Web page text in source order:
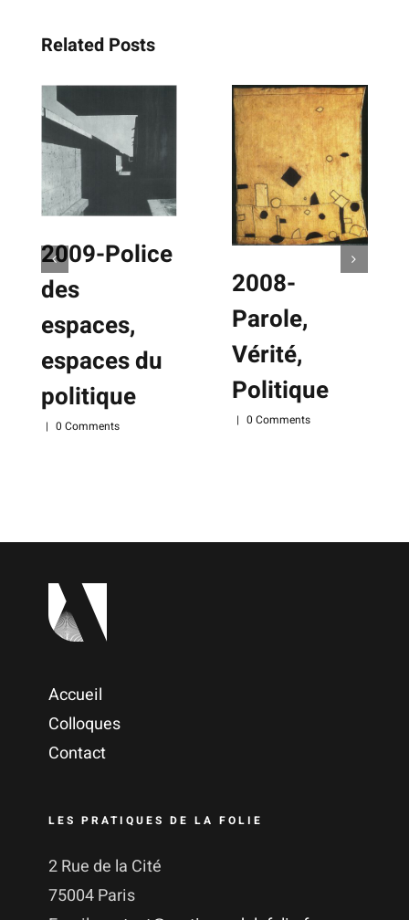
Related Posts
2009-Police
des
espaces,
espaces du
politique
| 0 Comments
2008-
Parole,
Vérité,
Politique
| 0 Comments
Accueil
Colloques
Contact
LES PRATIQUES DE LA FOLIE
2 Rue de la Cité
75004 Paris